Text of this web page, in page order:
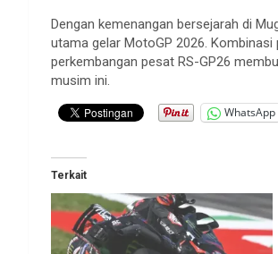
Dengan kemenangan bersejarah di
utama gelar MotoGP 2026.
perkembangan pesat RS-GP26
musim ini.
WhatsApp
Terkait